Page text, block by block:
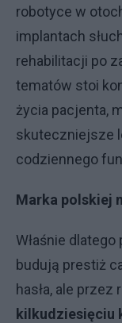
robotyce w
implantach
rehabilitacji po
tematów stoi
życia pacjenta,
skuteczniejsze
codziennego
Marka polskiej
Właśnie
budują prestiż
hasła, ale przez
kilkudziesięciu